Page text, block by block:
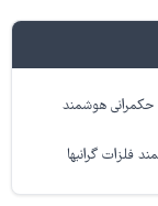
حکمرانی هوشمند
فلزات گرانبها